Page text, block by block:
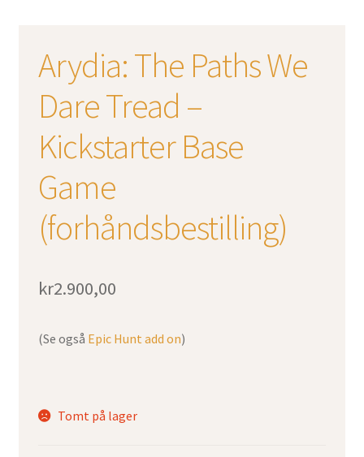
Arydia: The Paths We
Dare Tread –
Kickstarter Base
Game
(forhåndsbestilling)
kr2.900,00
(Se også Epic Hunt add on)
Tomt på lager